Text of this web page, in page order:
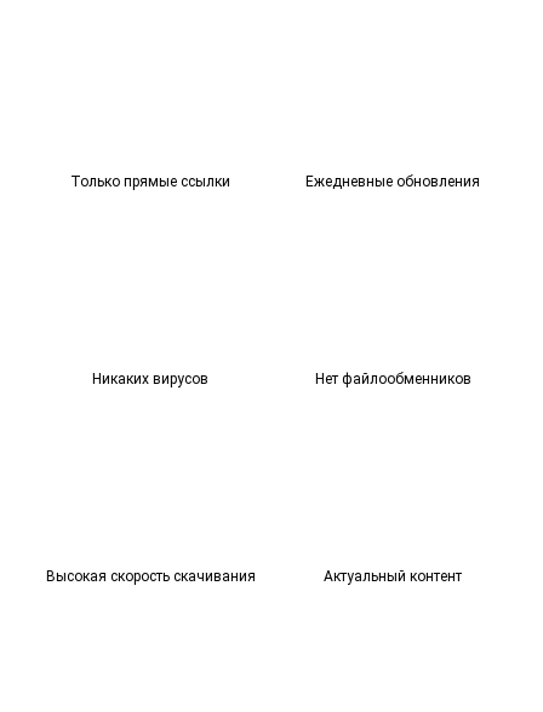
Только прямые ссылки Ежедневные обновления
Никаких вирусов Нет файлообменников
Высокая скорость скачивания Актуальный контент